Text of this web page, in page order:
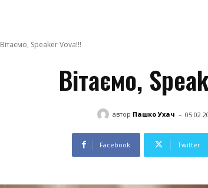
Вітаємо, Speaker Vova!!!
Вітаємо,
автор Пашко Ухач -
Facebook Twitter